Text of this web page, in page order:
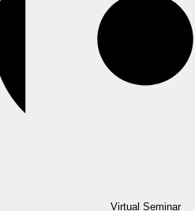
Virtual Seminar